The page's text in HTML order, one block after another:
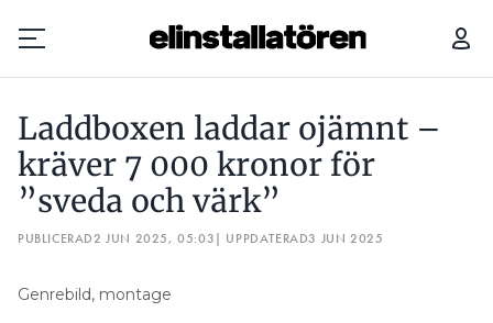
Prenumerera
Hantera prenumeration
Annonsera
Laddboxen laddar ojämnt –
kräver 7 000 kronor för
”sveda och värk”
PUBLICERAD2 JUN 2025, 05:03| UPPDATERAD3 JUN 2025
Genrebild, montage